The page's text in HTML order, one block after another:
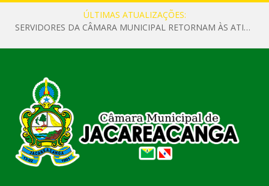
ÚLTIMAS ATUALIZAÇÕES:
SERVIDORES DA CÂMARA MUNICIPAL RETORNAM ÀS ATIVIDADES APÓS O RECESSO PARLAMENTAR